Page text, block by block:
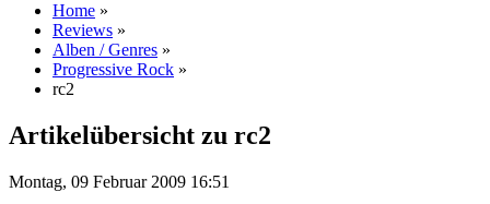
Home »
Reviews »
Alben / Genres »
Progressive Rock »
rc2
Artikelübersicht zu rc2
Montag, 09 Februar 2009 16:51